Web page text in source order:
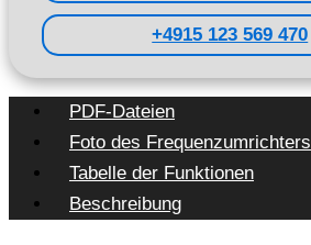
+4915 123 569 470
PDF-Dateien
Foto des Frequenzumrichters
Tabelle der Funktionen
Beschreibung